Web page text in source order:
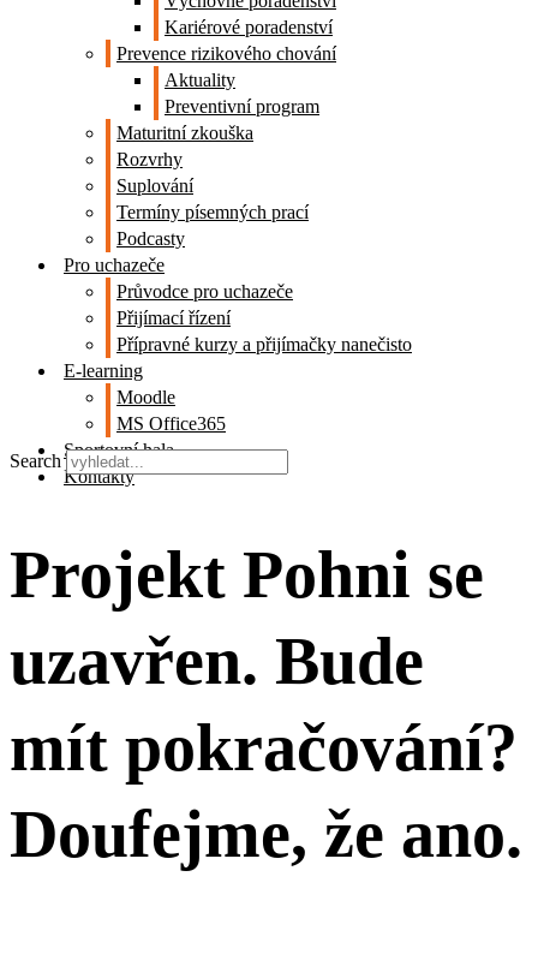
Kariérové poradenství
Prevence rizikového chování
Aktuality
Preventivní program
Maturitní zkouška
Rozvrhy
Suplování
Termíny písemných prací
Podcasty
Pro uchazeče
Průvodce pro uchazeče
Přijímací řízení
Přípravné kurzy a přijímačky nanečisto
E-learning
Moodle
MS Office365
Sportovní hala
Kontakty
Search
Projekt Pohni se
uzavřen. Bude
mít pokračování?
Doufejme, že ano.